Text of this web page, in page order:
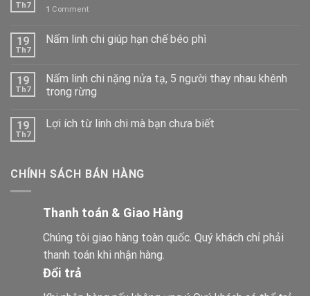
Th7 1 Comment
19
Th7
Nấm linh chi giúp hạn chế béo phì
19
Th7
Nấm linh chi nặng nửa tạ, 5 người thay nhau khênh
trong rừng
19
Th7
Lợi ích từ linh chi mà bạn chưa biết
CHÍNH SÁCH BÁN HÀNG
Thanh toán & Giao Hàng
Chúng tôi giao hàng toàn quốc. Quý khách chỉ phải
thanh toán khi nhận hàng.
Đổi trả